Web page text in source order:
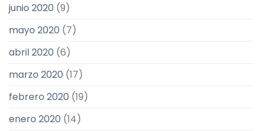
junio 2020 (9)
mayo 2020 (7)
abril 2020 (6)
marzo 2020 (17)
febrero 2020 (19)
enero 2020 (14)